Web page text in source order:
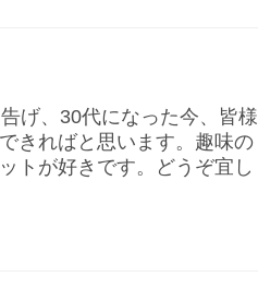
げ、30代になった今、皆様
きればと思います。趣味の
トが好きです。どうぞ宜し